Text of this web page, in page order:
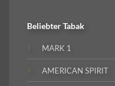
BeliebterTabak
MARK 1
AMERICAN SPIRIT